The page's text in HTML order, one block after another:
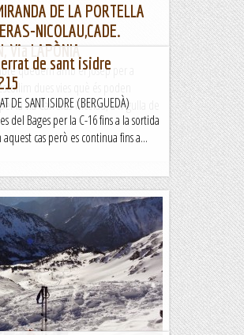
DE LA PORTELLA
NICOLAU,CADE.
Via LAPÒNIA
quedem amb el Josep per a
dues vies què és poden
la via Carreras-Nicolau, a l’Agulla de
de sant isidre
DE SANT ISIDRE (BERGUEDÀ)
del Bages per la C-16 fins a la sortida
cas però es continua fins a...